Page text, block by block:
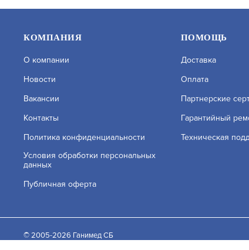
На нашем сайте используются cookie–файлы, в
АРТИКУЛ: УТ000070261
49 312.4 В КОРЗИНУ 10
КОМПАНИЯ
О компании
Новости
Вакансии
Контакты
Политика конфиденциальности
Условия обработки персональных
данных
Публичная оферта
ПОМОЩЬ
Доставка
Оплата
Партнерские
Гарантийный
Техническая
© 2005-2026 Ганимед СБ